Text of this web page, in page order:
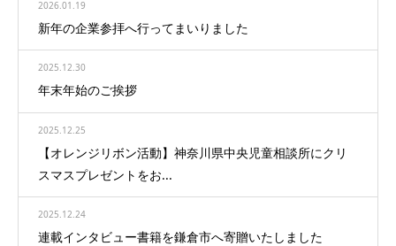
2026.01.19
新年の企業参拝へ行ってまいりました
2025.12.30
年末年始のご挨拶
2025.12.25
【オレンジリボン活動】神奈川県中央児童相談所にクリ
スマスプレゼントをお...
2025.12.24
連載インタビュー書籍を鎌倉市へ寄贈いたしました